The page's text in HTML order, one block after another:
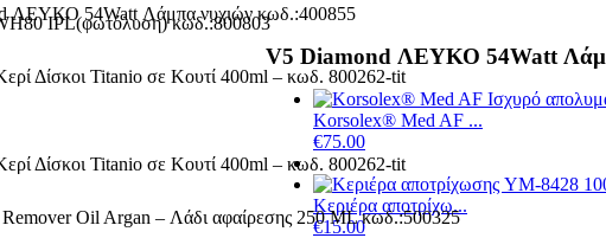
ΛΕΥΚΟ 54Watt Λάμπα νυχιών κωδ.:400855
V5 Diamond ΛΕΥΚΟ 54Watt
Korsolex® Med AF ...
€75.00
Κεριέρα αποτρίχω...
€15.00